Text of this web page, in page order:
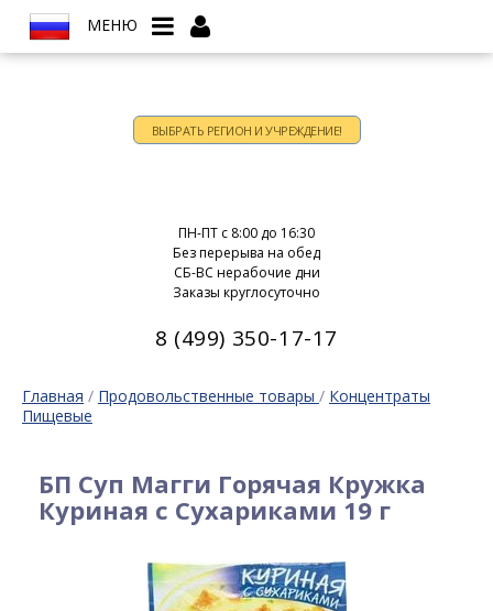
МЕНЮ
ВЫБРАТЬ РЕГИОН И УЧРЕЖДЕНИЕ!
ПН-ПТ c 8:00 до 16:30
Без перерыва на обед
СБ-ВС нерабочие дни
Заказы круглосуточно
8 (499) 350-17-17
Главная / Продовольственные товары / Концентраты
Пищевые
БП Суп Магги Горячая Кружка
Куриная с Сухариками 19 г